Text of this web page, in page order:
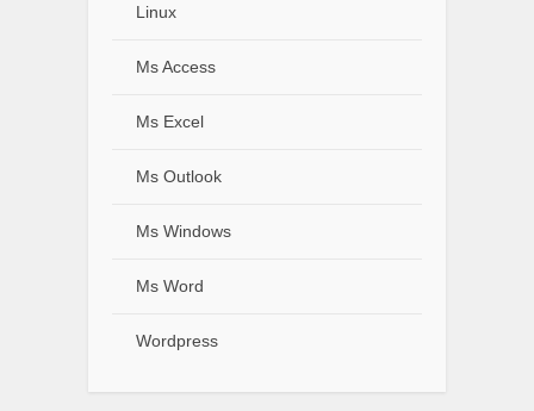
Linux
Ms Access
Ms Excel
Ms Outlook
Ms Windows
Ms Word
Wordpress